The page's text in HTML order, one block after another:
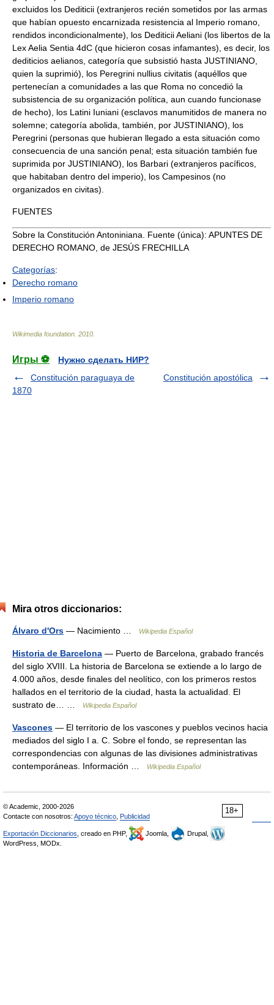
excluidos los Dediticii (extranjeros recién sometidos por las armas
que habían opuesto encarnizada resistencia al Imperio romano,
rendidos incondicionalmente), los Dediticii Aeliani (los libertos de la
Lex Aelia Sentia 4dC (que hicieron cosas infamantes), es decir, los
dediticios aelianos, categoría que subsistió hasta JUSTINIANO,
quien la suprimió), los Peregrini nullius civitatis (aquéllos que
pertenecían a comunidades a las que Roma no concedió la
subsistencia de su organización política, aun cuando funcionase
de hecho), los Latini Iuniani (esclavos manumitidos de manera no
solemne; categoría abolida, también, por JUSTINIANO), los
Peregrini (personas que hubieran llegado a esta situación como
consecuencia de una sanción penal; esta situación también fue
suprimida por JUSTINIANO), los Barbari (extranjeros pacíficos,
que habitaban dentro del imperio), los Campesinos (no
organizados en civitas).
FUENTES
Sobre la Constitución Antoniniana. Fuente (única): APUNTES DE
DERECHO ROMANO, de JESÚS FRECHILLA
Categorías:
Derecho romano
Imperio romano
Wikimedia foundation 2010
Игры ⚽
Нужно сделать НИР?
Constitución paraguaya de
1870
Constitución apostólica
Mira otros diccionarios:
Álvaro d'Ors — Nacimiento … Wikipedia Español
Historia de Barcelona — Puerto de Barcelona, grabado francés
del siglo XVIII. La historia de Barcelona se extiende a lo largo de
4.000 años, desde finales del neolítico, con los primeros restos
hallados en el territorio de la ciudad, hasta la actualidad. El
sustrato de… …
Wikipedia Español
Vascones — El territorio de los vascones y pueblos vecinos hacia
mediados del siglo I a. C. Sobre el fondo, se representan las
correspondencias con algunas de las divisiones administrativas
contemporáneas. Información …
Wikipedia Español
18+
© Academic, 2000-2026
Contacte con nosotros: Apoyo técnico Publicidad
Exportación Diccionarios , creado en PHP, Joomla,
Drupal,
WordPress, MODx.